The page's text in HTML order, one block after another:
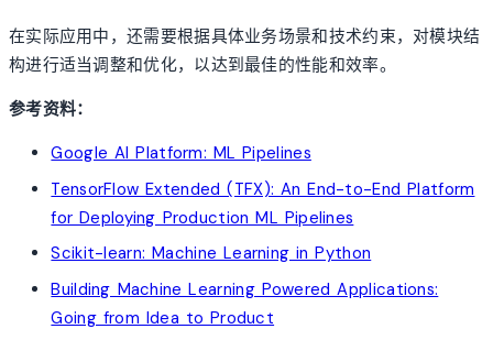
在实际应用中，还需要根据具体业务场景和技术约束，对模块结
构进行适当调整和优化，以达到最佳的性能和效率。
参考资料：
Google AI Platform: ML Pipelines
TensorFlow Extended (TFX): An End-to-End Platform
for Deploying Production ML Pipelines
Scikit-learn: Machine Learning in Python
Building Machine Learning Powered Applications:
Going from Idea to Product